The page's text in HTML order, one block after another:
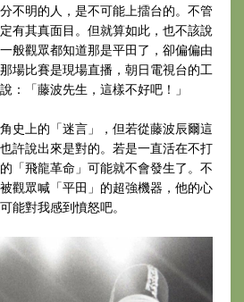
不明的人，是不可能上擂台的。不管
有其真面目。但就算如此，也不該說
般觀眾都知道那是平田了，卻偏偏由
場比賽是現場直播，朝日電視台的工
：「藤波先生，這樣不好吧！」
史上的「迷言」，但若從藤波辰爾這
許說出來是對的。若是一直活在不打
「飛龍革命」可能就不會發生了。不
觀眾喊「平田」的超強機器，他的心
能對我感到憤怒吧。